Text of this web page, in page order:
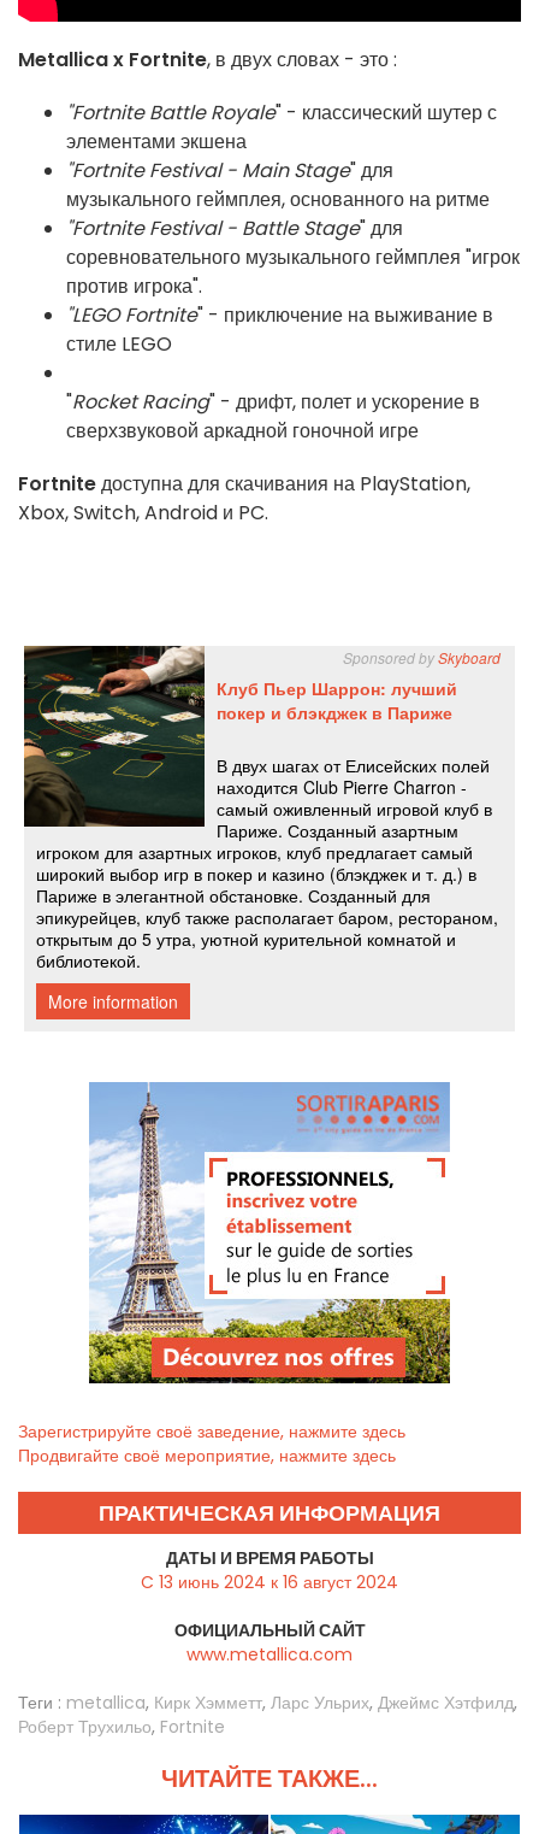
Metallica x Fortnite, в двух словах - это :
"Fortnite Battle Royale" - классический шутер с
элементами экшена
"Fortnite Festival - Main Stage" для
музыкального геймплея, основанного на ритме
"Fortnite Festival - Battle Stage" для
соревновательного музыкального геймплея "игрок
против игрока".
"LEGO Fortnite" - приключение на выживание в
стиле LEGO
"Rocket Racing" - дрифт, полет и ускорение в
сверхзвуковой аркадной гоночной игре
Fortniteдоступна для скачивания на PlayStation,
Xbox, Switch, Android и PC.
Зарегистрируйте своё заведение, нажмите здесь
Продвигайте своё мероприятие, нажмите здесь
ПРАКТИЧЕСКАЯ ИНФОРМАЦИЯ
ДАТЫ И ВРЕМЯ РАБОТЫ
C 13 июнь 2024 к 16 август 2024
ОФИЦИАЛЬНЫЙ САЙТ
www.metallica.com
Теги : metallica, Кирк Хэмметт, Ларс Ульрих, Джеймс Хэтфилд,
Роберт Трухильо, Fortnite
ЧИТАЙТЕ ТАКЖЕ...